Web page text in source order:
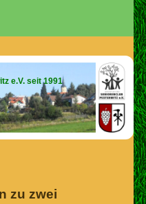
e.V. seit 1991
zu zwei